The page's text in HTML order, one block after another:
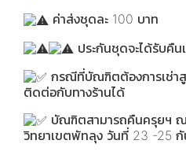
ค่าส่งชุดละ 100 บาท
ประกันชุดจะได้รับคื
กรณีที่บัณฑิตต้องการเช่า
ติดต่อกับทางร้านได้
บัณฑิตสามารถคืนครุยฯ
วิทยาเขตพัทลุง วันที่ 23 -25